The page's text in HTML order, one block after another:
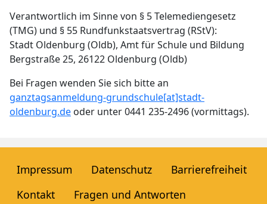
Verantwortlich im Sinne von § 5 Telemediengesetz
(TMG) und § 55 Rundfunkstaatsvertrag (RStV):
Stadt Oldenburg (Oldb), Amt für Schule und Bildung
Bergstraße 25, 26122 Oldenburg (Oldb)
Bei Fragen wenden Sie sich bitte an
ganztagsanmeldung-grundschule[at]stadt-
oldenburg.de oder unter 0441 235-2496 (vormittags).
Impressum Datenschutz
Barrierefreiheit
Kontakt
Fragen und Antworten